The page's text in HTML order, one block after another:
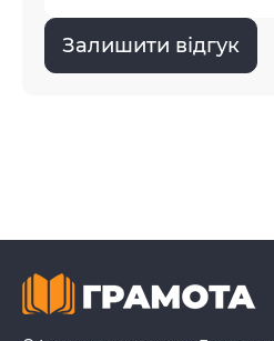
Залишити відгук